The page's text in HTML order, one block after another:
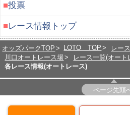
■投票
■レース情報トップ
オッズパークTOP LOTO TOP
レー
川口オートレース場
レース一覧(オート
各レース情報(オートレース)
ページ先頭